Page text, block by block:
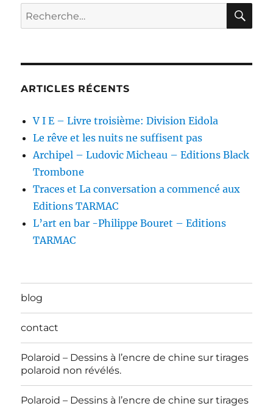
Recherche
pour :
ARTICLES RÉCENTS
V I E – Livre troisième: Division Eidola
Le rêve et les nuits ne suffisent pas
Archipel – Ludovic Micheau – Editions Black
Trombone
Traces et La conversation a commencé aux
Editions TARMAC
L’art en bar -Philippe Bouret – Editions
TARMAC
blog
contact
Polaroid – Dessins à l’encre de chine sur tirages
polaroid non révélés.
Polaroid – Dessins à l’encre de chine sur tirages